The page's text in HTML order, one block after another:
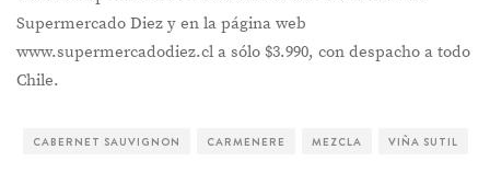
Supermercado Diez y en la página web
www.supermercadodiez.cl a sólo $3.990, con despacho a todo
Chile.
CABERNET SAUVIGNON CARMENERE MEZCLA VIÑA SUTIL